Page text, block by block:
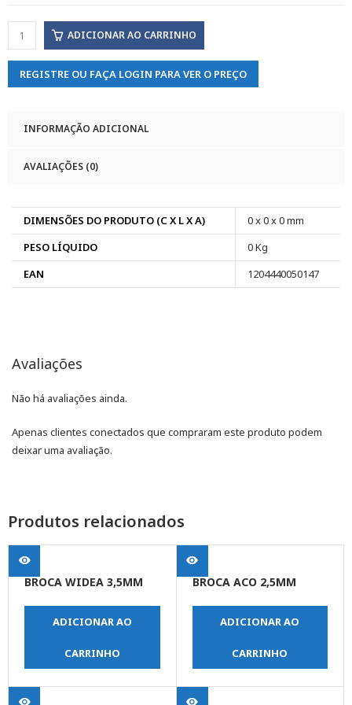
ADICIONAR AO CARRINHO
REGISTRE OU FAÇA LOGIN PARA VER O PREÇO
INFORMAÇÃO ADICIONAL
AVALIAÇÕES (0)
DIMENSÕES DO PRODUTO (C X L X A)
0 x 0 x 0 mm
PESO LÍQUIDO
0 Kg
EAN
1204440050147
Avaliações
Não há avaliações ainda.
Apenas clientes conectados que compraram este produto podem
deixar uma avaliação.
Produtos relacionados
BROCA WIDEA 3,5MM
ADICIONAR AO
CARRINHO
BROCA ACO 2,5MM
ADICIONAR AO
CARRINHO